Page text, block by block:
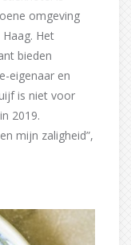
omgeving
Het
bieden
eigenaar en
is niet voor
2019.
mijn zaligheid”,